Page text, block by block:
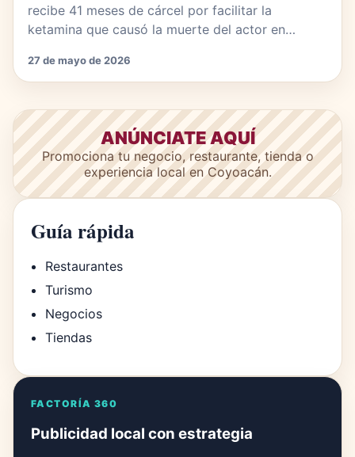
recibe 41 meses de cárcel por facilitar la
ketamina que causó la muerte del actor en…
27 de mayo de 2026
ANÚNCIATE AQUÍ
Promociona tu negocio, restaurante, tienda o
experiencia local en Coyoacán.
Guía rápida
Restaurantes
Turismo
Negocios
Tiendas
FACTORÍA 360
Publicidad local con estrategia